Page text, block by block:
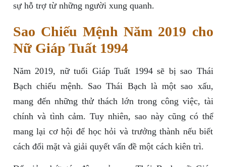
sự hỗ trợ từ những người xung quanh.
Sao Chiếu Mệnh Năm 2019 cho
Nữ Giáp Tuất 1994
Năm 2019, nữ tuổi Giáp Tuất 1994 sẽ bị sao Thái
Bạch chiếu mệnh. Sao Thái Bạch là một sao xấu,
mang đến những thử thách lớn trong công việc, tài
chính và tình cảm. Tuy nhiên, sao này cũng có thể
mang lại cơ hội để học hỏi và trưởng thành nếu biết
cách đối mặt và giải quyết vấn đề một cách kiên trì.